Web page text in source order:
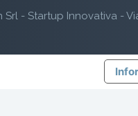
Srl - Startup Innovativa -